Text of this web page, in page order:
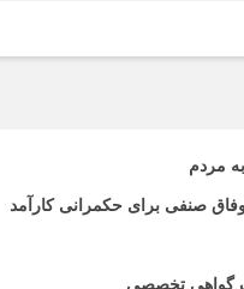
مردم
صنفی برای حکمرانی کارآمد
گواهی تخصصی